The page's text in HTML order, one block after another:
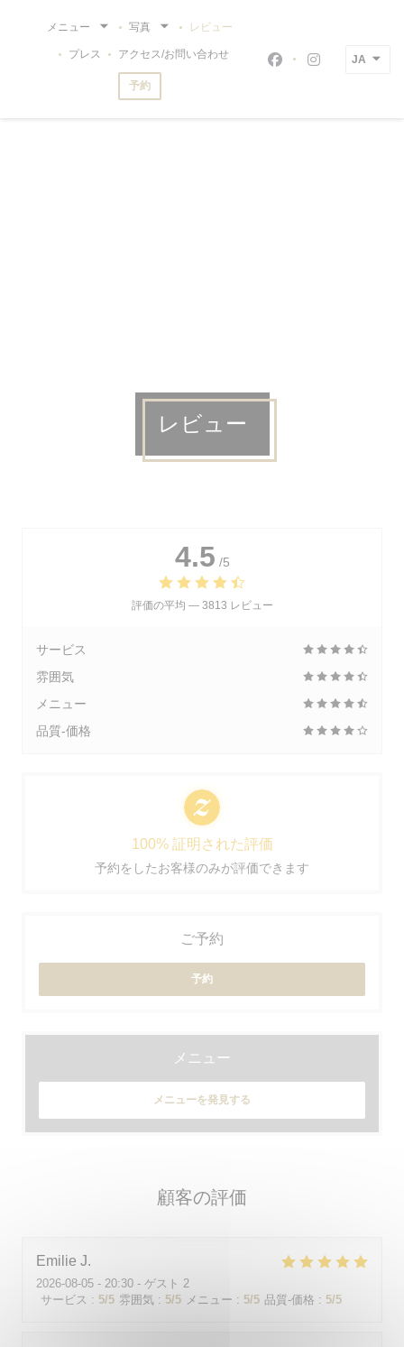
メニュー 写真 レビュー
プレス アクセス/お問い合わせ
予約
Facebook ((新しい
Instagram ((
JA
レビュー
顧客の評価
Emilie J
2026-08-05 - 20:30 - ゲスト 2
サービス : 5/5 雰囲気 : 5/5 メニュー : 5/5 品質-価格 : 5/5
4.5 /5
評価の平均 — 3813 レビュー
サービス
雰囲気
メニュー
品質-価格
100% 証明された評価
予約をしたお客様のみが評価できます
ご予約
予約
メニュー
メニューを発見する